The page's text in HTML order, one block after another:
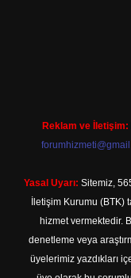
Reklam ve İletişim:
Yasal Uyarı: Sitemiz,
İletişim Kurumu (BTK)
hizmet vermektedir.
denetleme veya
üyelerimiz yazdıkları